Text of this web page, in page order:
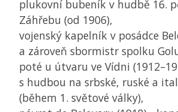
plukovní bubeník v hudbě 16.
Záhřebu (od 1906),
vojenský kapelník v posádce
a zároveň sbormistr spolku
poté u útvaru ve Vídni
s hudbou na srbské, ruské a
(během 1. světové války),